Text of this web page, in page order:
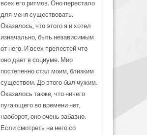
всех его ритмов. Оно перестало
для меня существовать.
Оказалось, что этого я и хотел
изначально, быть независимым
от него. И всех прелестей что
оно даёт в социуме. Мир
постепенно стал моим, близким
существом. До этого был чужим.
Оказалось также, что ничего
пугающего во времени нет,
наоборот, оно очень забавно.
Если смотреть на него со